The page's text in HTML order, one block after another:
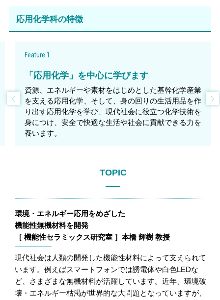
応用化学科の特徴
Feature 1
「応用化学」を中心に学びます
資源、エネルギーや素材をはじめとした基幹化学産業
を支える応用化学、そして、身の回りの生活用品を作
り出す応用化学を学び、現代社会に役立つ化学技術を
身につけ、安全で快適な生活や社会に貢献できる力を
養います。
TOPIC
環境・エネルギー応用をめざした
機能性無機材料を開発
［ 機能性セラミックス研究室 ］本橋 輝樹 教授
現代社会は人類の開発した機能性材料によって支えられて
います。例えばスマートフォンでは誘電体や白色LEDな
ど、さまざまな無機材料が活躍しています。近年、環境破
壊・エネルギー枯渇が世界的な大問題となっていますが、